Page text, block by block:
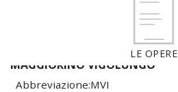
LE OPERE
MAGGIORINO VIGOLUNGO
Abbreviazione:MVI